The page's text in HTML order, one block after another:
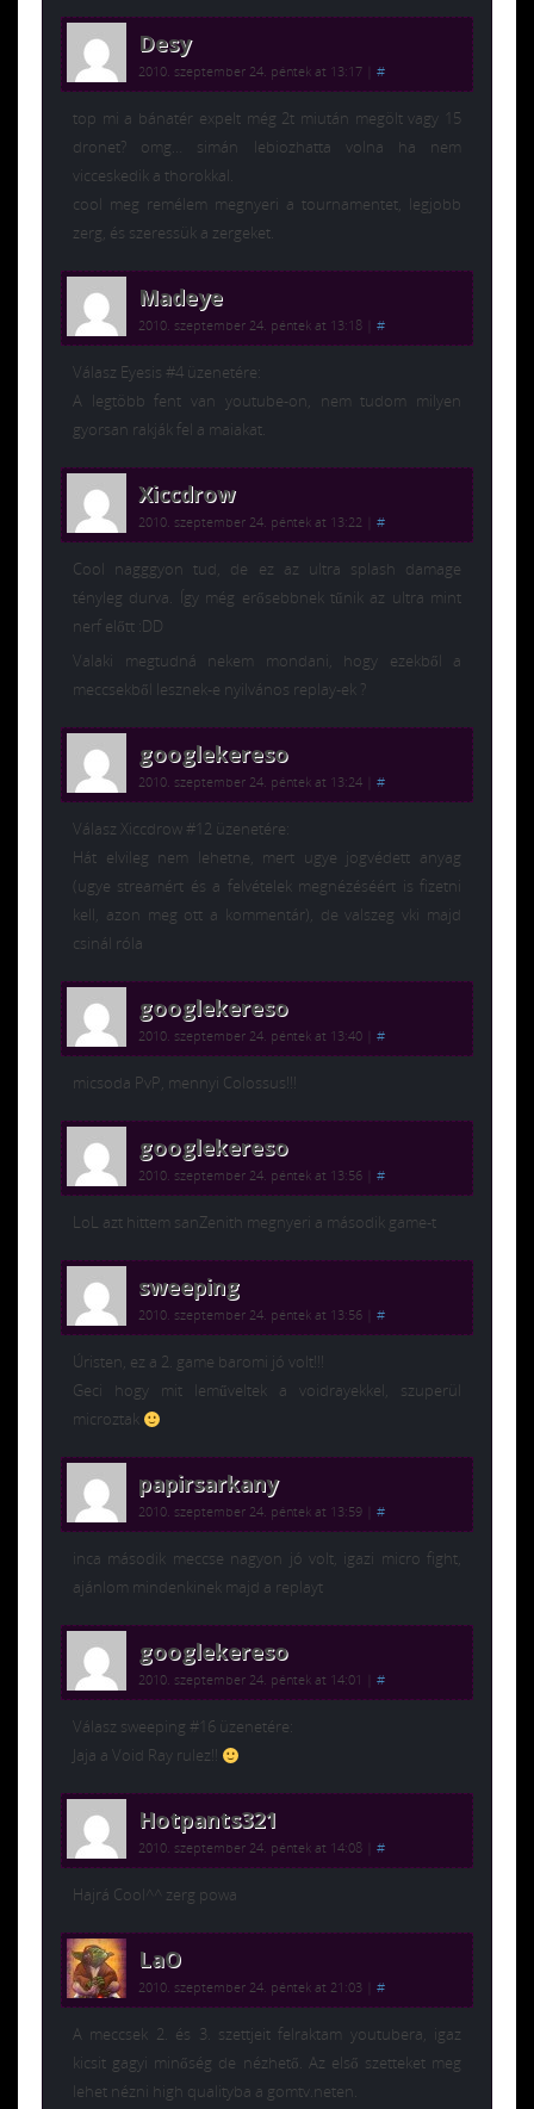
Desy
2010. szeptember 24. péntek at 13:17 #
top mi a bánatér expelt még 2t miután megölt vagy 15
dronet? omg… simán lebiozhatta volna ha nem
vicceskedik a thorokkal.
cool meg remélem megnyeri a tournamentet, legjobb
zerg, és szeressük a zergeket.
Madeye
2010. szeptember 24. péntek at 13:18 #
Válasz Eyesis #4 üzenetére:
A legtöbb fent van youtube-on, nem tudom milyen
gyorsan rakják fel a maiakat.
Xiccdrow
2010. szeptember 24. péntek at 13:22 #
Cool nagggyon tud, de ez az ultra splash damage
tényleg durva. Így még erősebbnek tűnik az ultra mint
nerf előtt :DD
Valaki megtudná nekem mondani, hogy ezekből a
meccsekből lesznek-e nyilvános replay-ek ?
googlekereso
2010. szeptember 24. péntek at 13:24 #
Válasz Xiccdrow #12 üzenetére:
Hát elvileg nem lehetne, mert ugye jogvédett anyag
(ugye streamért és a felvételek megnézéséért is fizetni
kell, azon meg ott a kommentár), de valszeg vki majd
csinál róla
googlekereso
2010. szeptember 24. péntek at 13:40 #
micsoda PvP, mennyi Colossus!!!
googlekereso
2010. szeptember 24. péntek at 13:56 #
LoL azt hittem sanZenith megnyeri a második game-t
sweeping
2010. szeptember 24. péntek at 13:56 #
Úristen, ez a 2. game baromi jó volt!!!
Geci hogy mit leműveltek a voidrayekkel, szuperül
microztak
papirsarkany
2010. szeptember 24. péntek at 13:59 #
inca második meccse nagyon jó volt, igazi micro fight,
ajánlom mindenkinek majd a replayt
googlekereso
2010. szeptember 24. péntek at 14:01 #
Válasz sweeping #16 üzenetére:
Jaja a Void Ray rulez!!
Hotpants321
2010. szeptember 24. péntek at 14:08 #
Hajrá Cool^^ zerg powa
LaO
2010. szeptember 24. péntek at 21:03 #
A meccsek 2. és 3. szettjeit felraktam youtubera, igaz
kicsit gagyi minőség de nézhető. Az első szetteket meg
lehet nézni high qualityba a gomtv.neten.